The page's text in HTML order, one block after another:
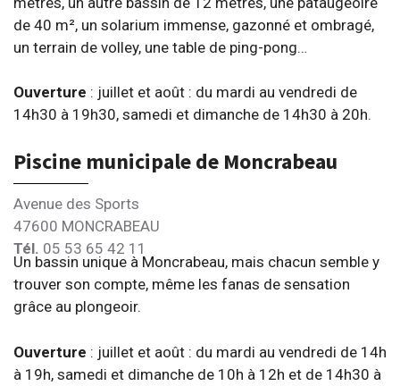
de 40 m², un solarium immense, gazonné et ombragé,
un terrain de volley, une table de ping-pong…
Ouverture : juillet et août : du mardi au vendredi de
14h30 à 19h30, samedi et dimanche de 14h30 à 20h.
Piscine municipale de Moncrabeau
Avenue des Sports
47600 MONCRABEAU
Tél. 05 53 65 42 11
Un bassin unique à Moncrabeau, mais chacun semble y
trouver son compte, même les fanas de sensation
grâce au plongeoir.
Ouverture : juillet et août : du mardi au vendredi de 14h
à 19h, samedi et dimanche de 10h à 12h et de 14h30 à